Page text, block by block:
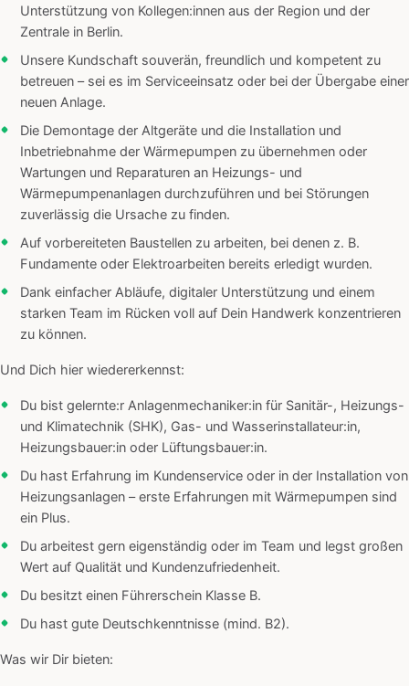
Unterstützung von Kollegen:innen aus der Region und der
Zentrale in Berlin.
Unsere Kundschaft souverän, freundlich und kompetent zu
betreuen – sei es im Serviceeinsatz oder bei der Übergabe einer
neuen Anlage.
Die Demontage der Altgeräte und die Installation und
Inbetriebnahme der Wärmepumpen zu übernehmen oder
Wartungen und Reparaturen an Heizungs- und
Wärmepumpenanlagen durchzuführen und bei Störungen
zuverlässig die Ursache zu finden.
Auf vorbereiteten Baustellen zu arbeiten, bei denen z. B.
Fundamente oder Elektroarbeiten bereits erledigt wurden.
Dank einfacher Abläufe, digitaler Unterstützung und einem
starken Team im Rücken voll auf Dein Handwerk konzentrieren
zu können.
Und Dich hier wiedererkennst:
Du bist gelernte:r Anlagenmechaniker:in für Sanitär-, Heizungs-
und Klimatechnik (SHK), Gas- und Wasserinstallateur:in,
Heizungsbauer:in oder Lüftungsbauer:in.
Du hast Erfahrung im Kundenservice oder in der Installation von
Heizungsanlagen – erste Erfahrungen mit Wärmepumpen sind
ein Plus.
Du arbeitest gern eigenständig oder im Team und legst großen
Wert auf Qualität und Kundenzufriedenheit.
Du besitzt einen Führerschein Klasse B.
Du hast gute Deutschkenntnisse (mind. B2).
Was wir Dir bieten: